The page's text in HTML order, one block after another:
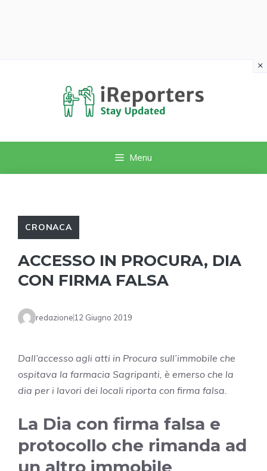
Menu
CRONACA
ACCESSO IN PROCURA, DIA
CON FIRMA FALSA
redazione 12 Giugno 2019
Dall’accesso agli atti in Procura sull’immobile che
ospitava la farmacia Sagripanti, è emerso che la
dia per i lavori dei locali riporta con firma falsa.
La Dia con firma falsa e
protocollo che rimanda ad
×